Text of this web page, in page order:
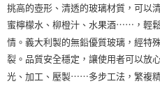
挑高的壺形、清透的玻璃材質，可以
蜜檸檬水、柳橙汁、水果酒⋯⋯，輕
情。義大利製的無鉛優質玻璃，經特
裂。品質安全穩定，讓使用者可以放
光、加工、壓製⋯⋯多步工法，繁複精